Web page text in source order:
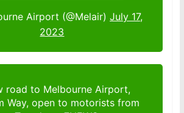
Airport (@Melair) July 17,
2023
road to Melbourne Airport,
Way, open to motorists from